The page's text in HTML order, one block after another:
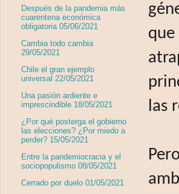
las
Después de la pandemia más
cuarentena económica
obligatoria 05/06/2021
Cambia todo cambia
29/05/2021
Chile el gran ejemplo
universal 22/05/2021
Una pasión ardiente e
imprescindible 18/05/2021
¿Por qué posterga el gobierno
las elecciones? ¿Por miedo a
perder? 15/05/2021
Entre la pandemiocracia y el
sociopopulismo 08/05/2021
Cerrado por duelo 01/05/2021